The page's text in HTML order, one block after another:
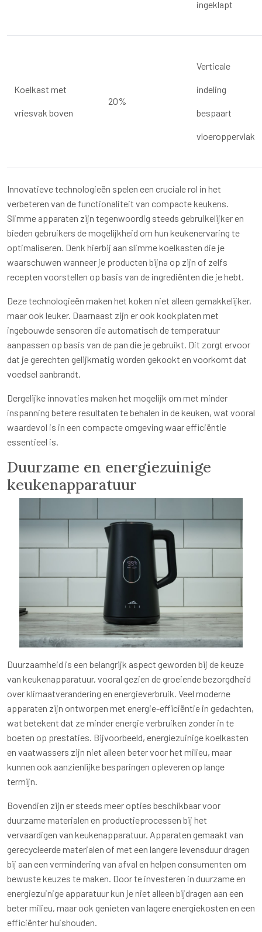
ingeklapt
Koelkast met
vriesvak boven
20%
Verticale
indeling
bespaart
vloeroppervlak
Innovatieve technologieën spelen een cruciale rol in het
verbeteren van de functionaliteit van compacte keukens.
Slimme apparaten zijn tegenwoordig steeds gebruikelijker en
bieden gebruikers de mogelijkheid om hun keukenervaring te
optimaliseren. Denk hierbij aan slimme koelkasten die je
waarschuwen wanneer je producten bijna op zijn of zelfs
recepten voorstellen op basis van de ingrediënten die je hebt.
Deze technologieën maken het koken niet alleen gemakkelijker,
maar ook leuker. Daarnaast zijn er ook kookplaten met
ingebouwde sensoren die automatisch de temperatuur
aanpassen op basis van de pan die je gebruikt. Dit zorgt ervoor
dat je gerechten gelijkmatig worden gekookt en voorkomt dat
voedsel aanbrandt.
Dergelijke innovaties maken het mogelijk om met minder
inspanning betere resultaten te behalen in de keuken, wat vooral
waardevol is in een compacte omgeving waar efficiëntie
essentieel is.
Duurzame en energiezuinige
keukenapparatuur
Duurzaamheid is een belangrijk aspect geworden bij de keuze
van keukenapparatuur, vooral gezien de groeiende bezorgdheid
over klimaatverandering en energieverbruik. Veel moderne
apparaten zijn ontworpen met energie-efficiëntie in gedachten,
wat betekent dat ze minder energie verbruiken zonder in te
boeten op prestaties. Bijvoorbeeld, energiezuinige koelkasten
en vaatwassers zijn niet alleen beter voor het milieu, maar
kunnen ook aanzienlijke besparingen opleveren op lange
termijn.
Bovendien zijn er steeds meer opties beschikbaar voor
duurzame materialen en productieprocessen bij het
vervaardigen van keukenapparatuur. Apparaten gemaakt van
gerecycleerde materialen of met een langere levensduur dragen
bij aan een vermindering van afval en helpen consumenten om
bewuste keuzes te maken. Door te investeren in duurzame en
energiezuinige apparatuur kun je niet alleen bijdragen aan een
beter milieu, maar ook genieten van lagere energiekosten en een
efficiënter huishouden.